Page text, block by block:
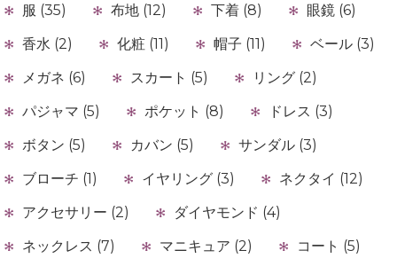
服 (35)
布地 (12) 下着 (8)
眼鏡 (6)
香水 (2)
化粧 (11) 帽子 (11)
ベール (3)
メガネ (6)
スカート (5)
リング (2)
パジャマ (5)
ポケット (8)
ドレス (3)
ボタン (5)
カバン (5)
サンダル (3)
ブローチ (1)
イヤリング (3)
ネクタイ (12)
アクセサリー (2)
ダイヤモンド (4)
ネックレス (7)
マニキュア (2)
コート (5)